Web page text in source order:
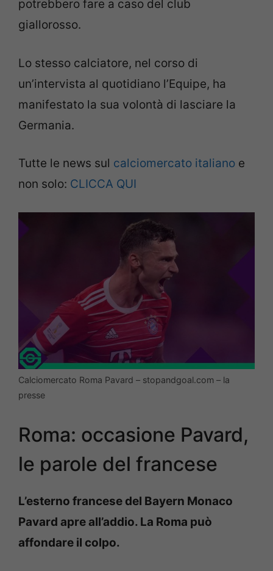
potrebbero fare a caso del club
giallorosso.
Lo stesso calciatore, nel corso di
un’intervista al quotidiano l’Equipe, ha
manifestato la sua volontà di lasciare la
Germania.
Tutte le news sul calciomercato italiano e
non solo: CLICCA QUI
Calciomercato Roma Pavard – stopandgoal.com – la
presse
Roma: occasione Pavard,
le parole del francese
L’esterno francese del Bayern Monaco
Pavard apre all’addio. La Roma può
affondare il colpo.